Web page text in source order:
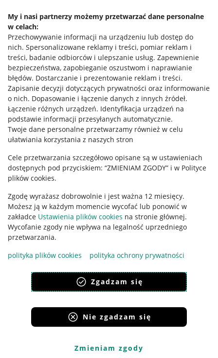
My i nasi partnerzy możemy przetwarzać dane personalne
w celach:
Przechowywanie informacji na urządzeniu lub dostęp do
nich. Spersonalizowane reklamy i treści, pomiar reklam i
treści, badanie odbiorców i ulepszanie usług. Zapewnienie
bezpieczeństwa, zapobieganie oszustwom i naprawianie
błędów. Dostarczanie i prezentowanie reklam i treści.
Zapisanie decyzji dotyczących prywatności oraz informowanie
o nich. Dopasowanie i łączenie danych z innych źródeł.
Łączenie różnych urządzeń. Identyfikacja urządzeń na
podstawie informacji przesyłanych automatycznie.
Twoje dane personalne przetwarzamy również w celu
ułatwiania korzystania z naszych stron
Cele przetwarzania szczegółowo opisane są w ustawieniach
dostępnych pod przyciskiem: “ZMIENIAM ZGODY” i w Polityce
plików cookies.
Zgodę wyrażasz dobrowolnie i jest ważna 12 miesięcy.
Możesz ją w każdym momencie wycofać lub ponowić w
zakładce Ustawienia plików cookies na stronie głównej.
Wycofanie zgody nie wpływa na legalność uprzedniego
przetwarzania.
polityka plików cookies
polityka ochrony prywatności
Zgadzam się
Nie zgadzam się
Zmieniam zgody
Allegro Gadane dla sprzedających
Allegro Gadane dla kupujących
Mapa miejscowości
Informacje prawne
Regulamin
Polityka plików "cookies"
Ustawienia plików "cookies"
Udostępnianie lokalizacji
Informacje dla Aktu o Usługach Cyfrowych
Pobierz aplikację
Korzystanie z serwisu oznacza akceptacjęregulaminu